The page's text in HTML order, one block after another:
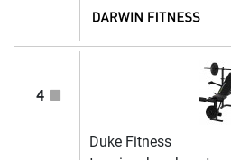
4
Duke Fitness